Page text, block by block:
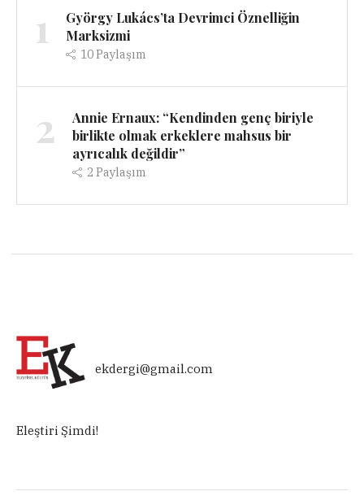
1
György Lukács’ta Devrimci Öznelliğin
Marksizmi
10Paylaşım
2
Annie Ernaux: “Kendinden genç biriyle
birlikte olmak erkeklere mahsus bir
ayrıcalık değildir”
2 Paylaşım
ekdergi@gmail.com
Eleştiri Şimdi!